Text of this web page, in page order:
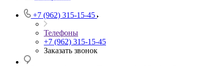
+7 (962) 315-15-45
Телефоны
+7 (962) 315-15-45
Заказать звонок